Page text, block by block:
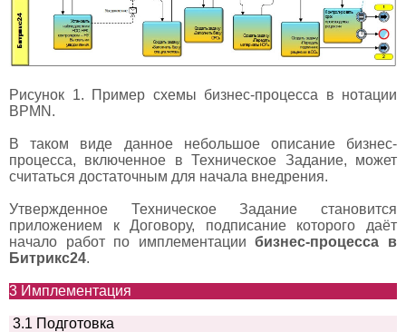
Рисунок 1. Пример схемы бизнес-процесса в нотации
BPMN.
В таком виде данное небольшое описание бизнес-
процесса, включенное в Техническое Задание, может
считаться достаточным для начала внедрения.
Утвержденное Техническое Задание становится
приложением к Договору, подписание которого даёт
начало работ по имплементациибизнес-процесса в
Битрикс24.
3 Имплементация
3.1 Подготовка